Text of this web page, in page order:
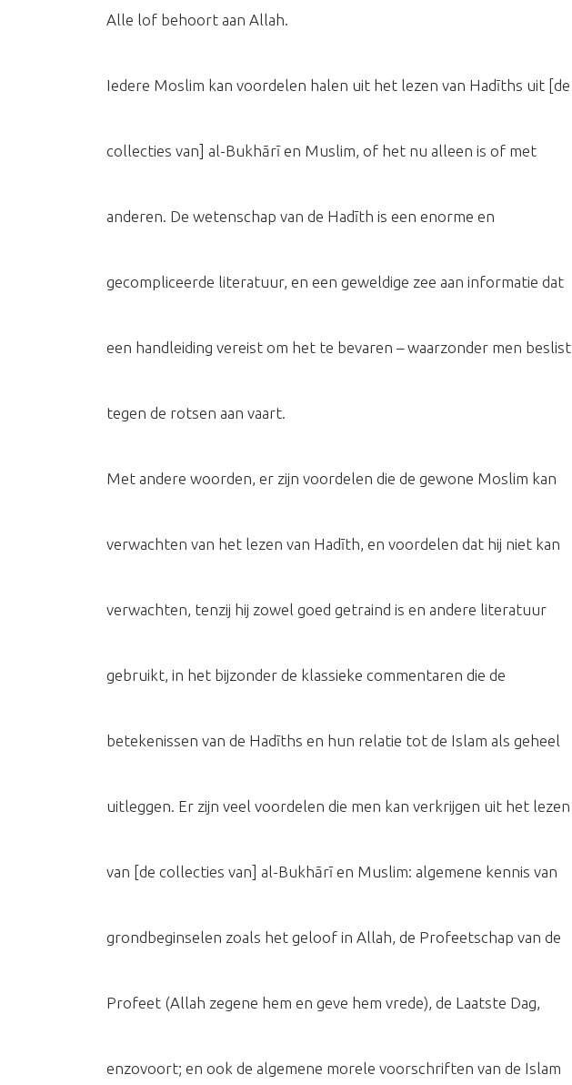
Alle lof behoort aan Allah.
Iedere Moslim kan voordelen halen uit het lezen van Hadīths uit [de
collecties van] al-Bukhārī en Muslim, of het nu alleen is of met
anderen. De wetenschap van de Hadīth is een enorme en
gecompliceerde literatuur, en een geweldige zee aan informatie dat
een handleiding vereist om het te bevaren – waarzonder men beslist
tegen de rotsen aan vaart.
Met andere woorden, er zijn voordelen die de gewone Moslim kan
verwachten van het lezen van Hadīth, en voordelen dat hij niet kan
verwachten, tenzij hij zowel goed getraind is en andere literatuur
gebruikt, in het bijzonder de klassieke commentaren die de
betekenissen van de Hadīths en hun relatie tot de Islam als geheel
uitleggen. Er zijn veel voordelen die men kan verkrijgen uit het lezen
van [de collecties van] al-Bukhārī en Muslim: algemene kennis van
grondbeginselen zoals het geloof in Allah, de Profeetschap van de
Profeet (Allah zegene hem en geve hem vrede), de Laatste Dag,
enzovoort; en ook de algemene morele voorschriften van de Islam